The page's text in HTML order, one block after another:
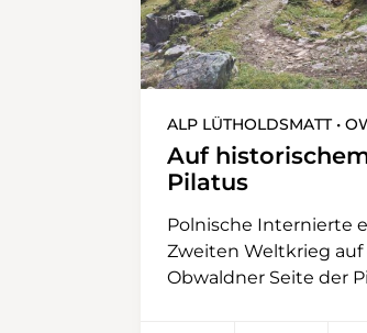
ALP LÜTHOLDSMATT •
Auf
Pilatus
Polnische Internierte
Zweiten Weltkrieg auf
Obwaldner Seite der